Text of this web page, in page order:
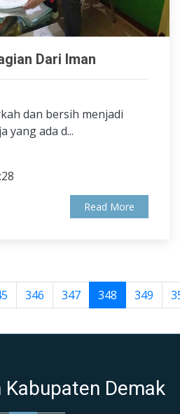
Dari Iman
dan bersih menjadi
yang ada d...
Read More
346 347 348 349
Demak